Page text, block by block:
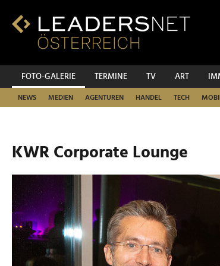
Inhalt
Fußzeilen-
Hauptnavigation
FOTO-GALERIE TERMINE TV ART
NEWS MEDIEN AGENTUREN HANDEL TECH
KWR Corporate Lounge